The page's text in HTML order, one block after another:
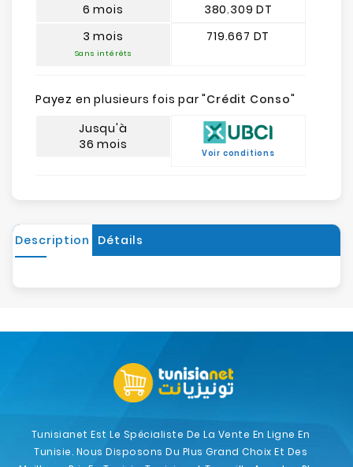
6 mois
3 mois
Sans intérêts
380.309 DT
719.667 DT
Payez en plusieurs fois par "Crédit Conso"
Jusqu'à
36 mois
Voir conditions
Description Détails
Tunisianet Est Le Spécialiste De La Vente En Ligne En
Tunisie. Nous Disposons Du Plus Grand Choix Et Des